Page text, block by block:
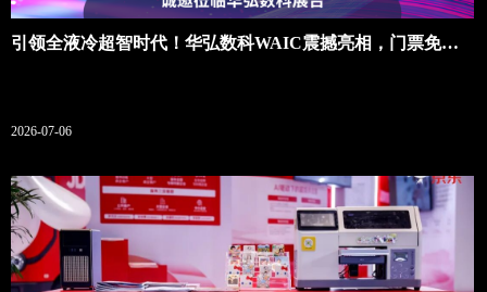
引领全液冷超智时代！华弘数科WAIC震撼亮相，门票免费
2026-07-06